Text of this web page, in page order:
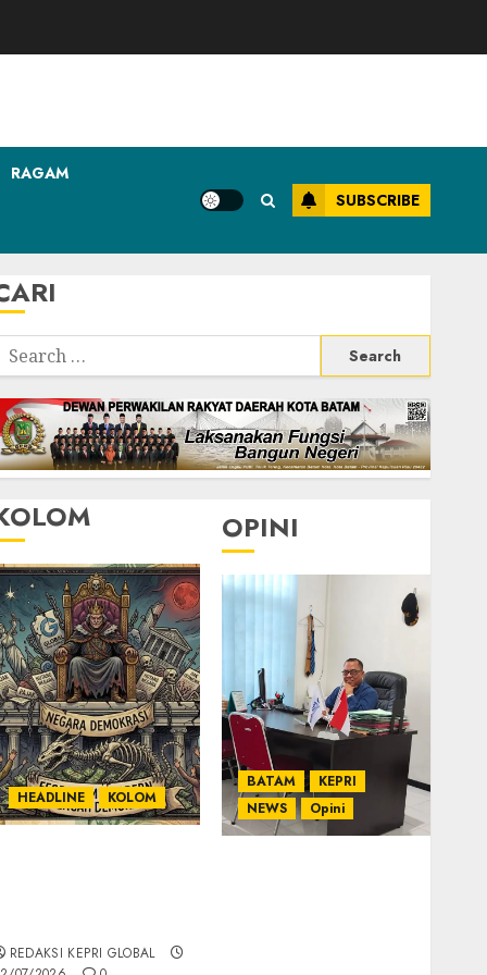
RAGAM
SUBSCRIBE
Search
HEADLINE KOLOM
REDAKSI KEPRI GLOBAL
OPINI
BATAM
KEPRI
NEWS
Opini